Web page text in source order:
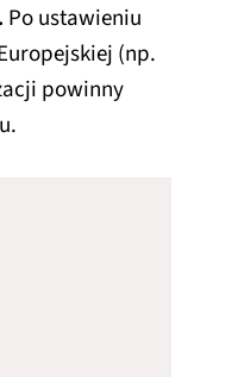
Po ustawieniu
(np.
powinny